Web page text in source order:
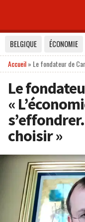
BELGIQUE ÉCONOMIE
Accueil» Le fondateur de
Le
«
choisir »